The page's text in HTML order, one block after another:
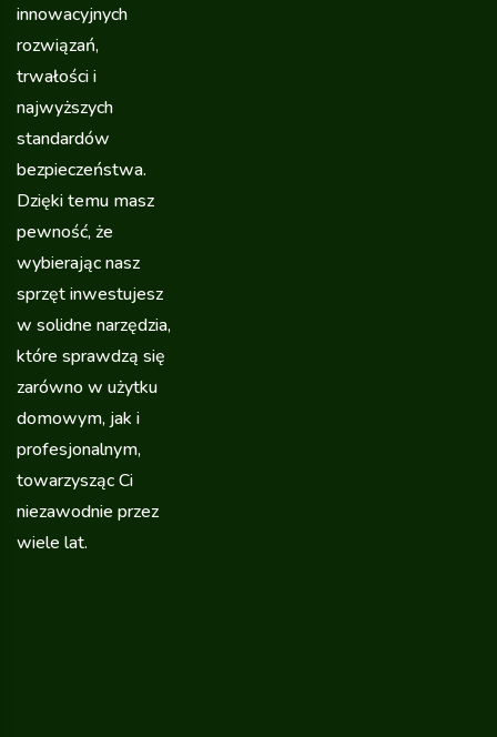
innowacyjnych
rozwiązań,
trwałości i
najwyższych
standardów
bezpieczeństwa.
Dzięki temu masz
pewność, że
wybierając nasz
sprzęt inwestujesz
w solidne narzędzia,
które sprawdzą się
zarówno w użytku
domowym, jak i
profesjonalnym,
towarzysząc Ci
niezawodnie przez
wiele lat.